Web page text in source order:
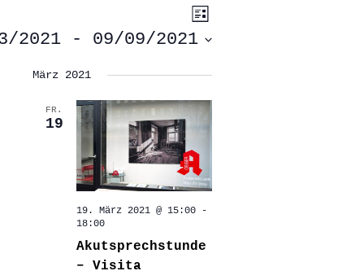
ANSICHTEN-
NAVIGATION
VERANSTALTUNG
ANSICHTEN-
Liste
2021 - 09/09/2021
März 2021
FR.
19
19. März 2021 @ 15:00-
18:00
Akutsprechstunde
– Visita